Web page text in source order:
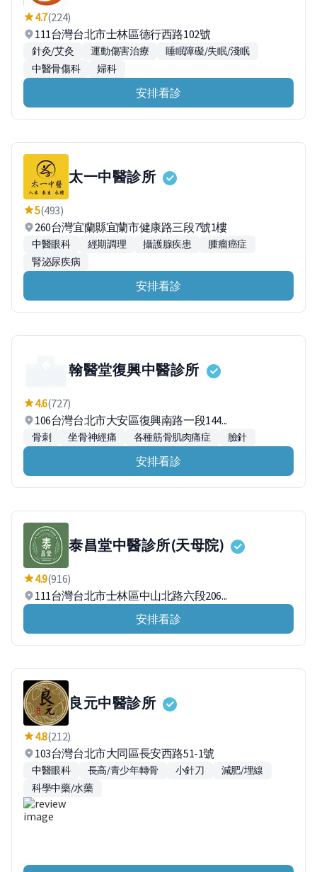
4.7(224)
111台灣台北市士林區德行西路102號
針灸/艾灸 運動傷害治療
睡眠障礙/失眠/淺眠
中醫骨傷科
婦科
安排看診
太一中醫診所
5(493)
260台灣宜蘭縣宜蘭市健康路三段7號1樓
中醫眼科 經期調理 攝護腺疾患
腫瘤癌症
腎泌尿疾病
安排看診
翰醫堂復興中醫診所
4.6(727)
106台灣台北市大安區復興南路一段144...
骨刺 坐骨神經痛 各種筋骨肌肉痛症 臉針
安排看診
泰昌堂中醫診所(天母院)
4.9(916)
111台灣台北市士林區中山北路六段206...
安排看診
良元中醫診所
4.8(212)
103台灣台北市大同區長安西路51-1號
中醫眼科 長高/青少年轉骨 小針刀
減肥/埋線
科學中藥/水藥